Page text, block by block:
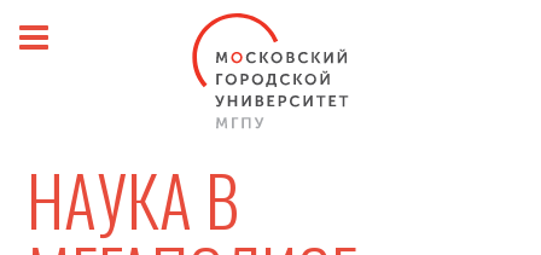
НАУКА В